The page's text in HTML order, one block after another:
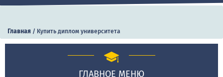
Главная / Купить диплом университета
ГЛАВНОЕ МЕНЮ